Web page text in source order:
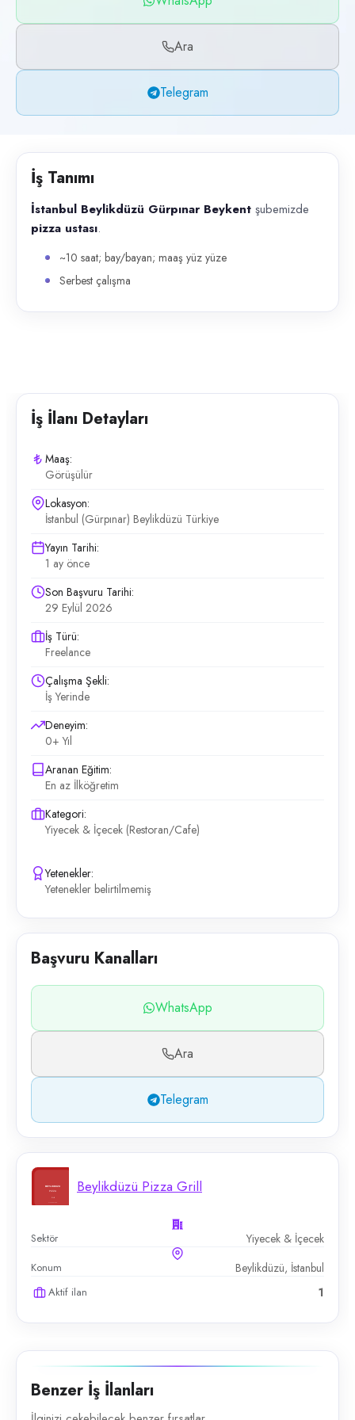
WhatsApp, Telegram, Telefon
İlan açıklaması
İstanbul Beylikdüzü Gürpınar Beykent şubemizde pizza ustası . ~10
Ara
Telegram
İş Tanımı
İstanbul Beylikdüzü Gürpınar Beykent şubemizde
pizza ustası.
~10 saat; bay/bayan; maaş yüz yüze
Serbest çalışma
İş İlanı Detayları
Maaş:
Görüşülür
Lokasyon:
İstanbul (Gürpınar) Beylikdüzü Türkiye
Yayın Tarihi:
1 ay önce
Son Başvuru Tarihi:
29 Eylül 2026
İş Türü:
Freelance
Çalışma Şekli:
İş Yerinde
Deneyim:
0+ Yıl
Aranan Eğitim:
En az İlköğretim
Kategori:
Yiyecek & İçecek (Restoran/Cafe)
Yetenekler:
Yetenekler belirtilmemiş
Başvuru Kanalları
WhatsApp
Ara
Telegram
Beylikdüzü Pizza Grill
Sektör Yiyecek & İçecek
Konum Beylikdüzü, İstanbul
Aktif ilan 1
Benzer İş İlanları